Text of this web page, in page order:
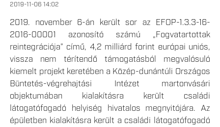
2019-11-06 14:02
2019. november 6-án került sor az EFOP-1.3.3-16-
2016-00001 azonosító számú „Fogvatartottak
reintegrációja” című, 4,2 milliárd forint európai uniós,
vissza nem térítendő támogatásból megvalósuló
kiemelt projekt keretében a Közép-dunántúli Országos
Büntetés-végrehajtási Intézet martonvásári
objektumában kialakításra került családi
látogatófogadó helyiség hivatalos megnyitójára. Az
épületben kialakításra került a családi látogatófogadó